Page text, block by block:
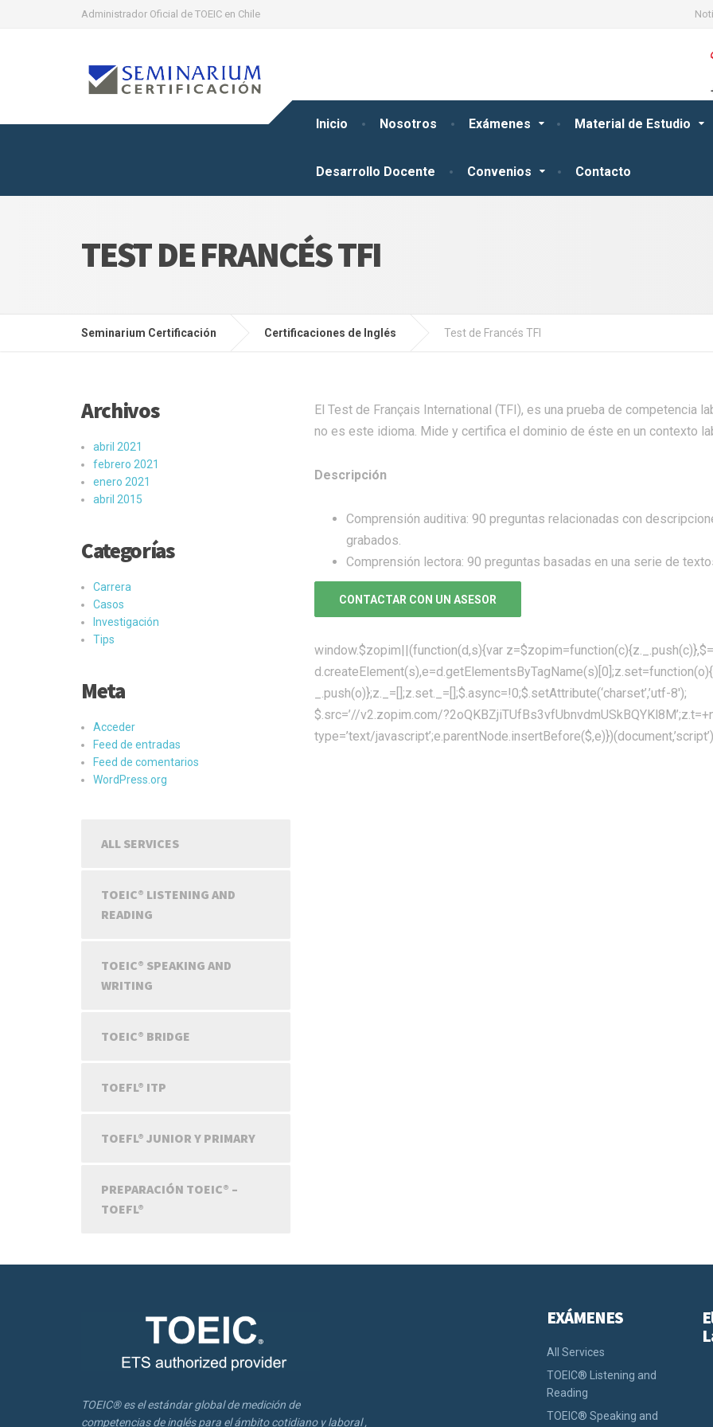
Administrador Oficial de TOEIC en Chile
Inicio Nosotros Exámenes Material de Estudio
Desarrollo Docente Convenios Contacto
TEST DE FRANCÉS TFI
Seminarium Certificación Certificaciones de Inglés Test de Francés TFI
El Test de Français International (TFI), es una prueba de competencia
no es este idioma. Mide y certifica el dominio de éste en un contexto
Descripción
Comprensión auditiva: 90 preguntas relacionadas con
grabados.
Comprensión lectora: 90 preguntas basadas en una serie de
CONTACTAR CON UN ASESOR
window.$zopim||(function(d,s){var
_.push(o)};z._=[];z.set._=[];$.async=!0;$.setAttribute(‘charset’,’utf-8′);
$.src=’//v2.zopim.com/
type=’text/
Archivos
abril 2021
febrero 2021
enero 2021
abril 2015
Categorías
Carrera
Casos
Investigación
Tips
Meta
Acceder
Feed de entradas
Feed de comentarios
WordPress.org
ALL SERVICES
TOEIC® LISTENING AND
READING
TOEIC® SPEAKING AND
WRITING
TOEIC® BRIDGE
TOEFL® ITP
TOEFL® JUNIOR Y PRIMARY
PREPARACIÓN TOEIC® –
TOEFL®
TOEIC® es el estándar global de medición de
competencias de inglés para el ámbito cotidiano y laboral ,
EXÁMENES
All Services
TOEIC® Listening and
Reading
TOEIC® Speaking and